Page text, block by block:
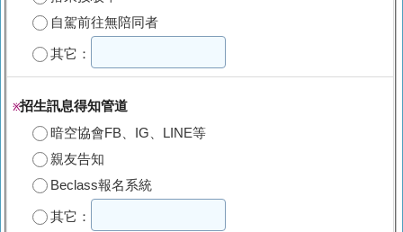
自駕前往無陪同者
其它：
※招生訊息得知管道
暗空協會FB、IG、LINE等
親友告知
Beclass報名系統
其它：